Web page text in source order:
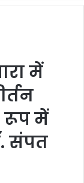
में
रूप में
संपत